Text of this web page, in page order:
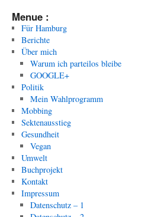
Menue :
Für Hamburg
Berichte
Über mich
Warum ich parteilos bleibe
GOOGLE+
Politik
Mein Wahlprogramm
Mobbing
Sektenausstieg
Gesundheit
Vegan
Umwelt
Buchprojekt
Kontakt
Impressum
Datenschutz – 1